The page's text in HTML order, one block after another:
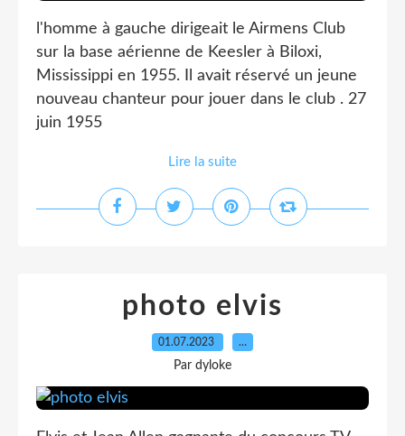
l'homme à gauche dirigeait le Airmens Club
sur la base aérienne de Keesler à Biloxi,
Mississippi en 1955. Il avait réservé un jeune
nouveau chanteur pour jouer dans le club . 27
juin 1955
Lire la suite
photo elvis
01.07.2023 …
Par dyloke